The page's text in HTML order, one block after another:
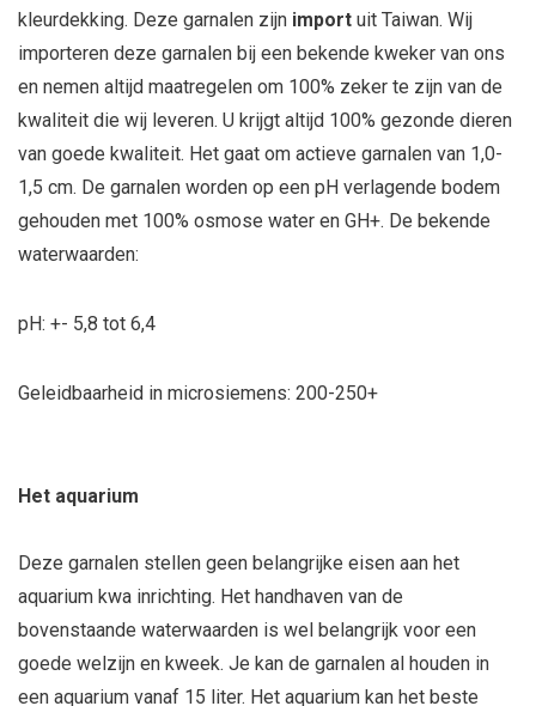
kleurdekking. Deze garnalen zijn import uit Taiwan. Wij
importeren deze garnalen bij een bekende kweker van ons
en nemen altijd maatregelen om 100% zeker te zijn van de
kwaliteit die wij leveren. U krijgt altijd 100% gezonde dieren
van goede kwaliteit. Het gaat om actieve garnalen van 1,0-
1,5 cm. De garnalen worden op een pH verlagende bodem
gehouden met 100% osmose water en GH+. De bekende
waterwaarden:
pH: +- 5,8 tot 6,4
Geleidbaarheid in microsiemens: 200-250+
Het aquarium
Deze garnalen stellen geen belangrijke eisen aan het
aquarium kwa inrichting. Het handhaven van de
bovenstaande waterwaarden is wel belangrijk voor een
goede welzijn en kweek. Je kan de garnalen al houden in
een aquarium vanaf 15 liter. Het aquarium kan het beste